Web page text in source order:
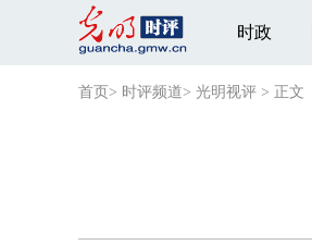
时政
首页 > 时评频道> 光明视评 > 正文